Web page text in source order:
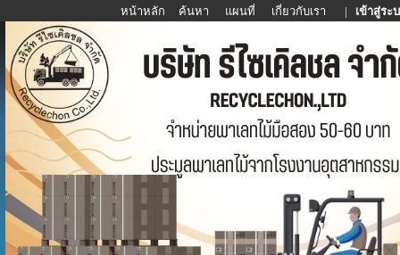
หน้าหลัก ค้นหา แผนที่ เกี่ยวกับเรา | เข้าสู่ระ